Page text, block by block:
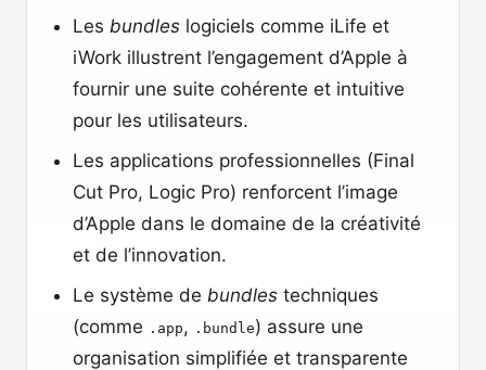
Les bundles logiciels comme iLife et
iWork illustrent l’engagement d’Apple à
fournir une suite cohérente et intuitive
pour les utilisateurs.
Les applications professionnelles (Final
Cut Pro, Logic Pro) renforcent l’image
d’Apple dans le domaine de la créativité
et de l’innovation.
Le système de bundles techniques
(comme .app, .bundle) assure une
organisation simplifiée et transparente